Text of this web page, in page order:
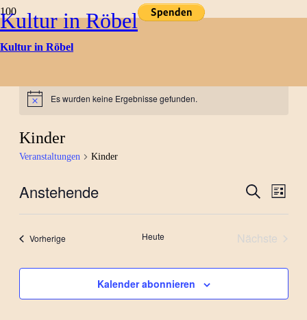
Kultur in Röbel
Kultur in Röbel
HinweisEs wurden keine Ergebnisse gefunden.
Kinder
Veranstaltungen Kinder
Suche
und
Suche
Liste
Anstehende
VorherigeVeranstaltungen Heute
Nächste
Kalender abonnieren